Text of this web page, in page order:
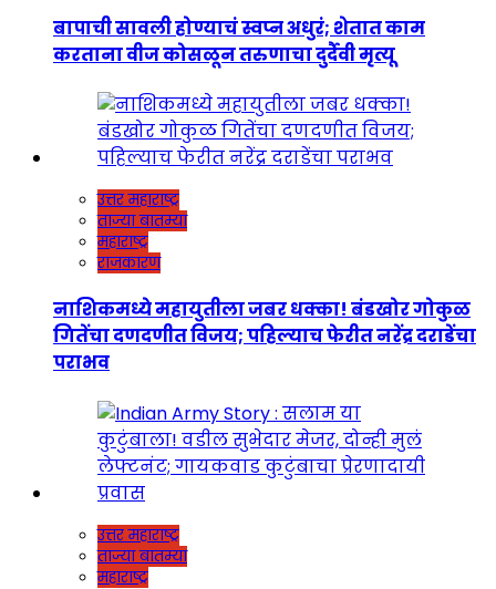
बापाची सावली होण्याचं स्वप्न अधुरं; शेतात काम
करताना वीज कोसळून तरुणाचा दुर्दैवी मृत्यू
उत्तर महाराष्ट्र
ताज्या बातम्या
महाराष्ट्र
राजकारण
नाशिकमध्ये महायुतीला जबर धक्का! बंडखोर गोकुळ
गितेंचा दणदणीत विजय; पहिल्याच फेरीत नरेंद्र दराडेंचा
पराभव
उत्तर महाराष्ट्र
ताज्या बातम्या
महाराष्ट्र